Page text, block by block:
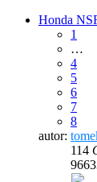
Honda
1
…
4
5
6
7
8
autor:
114